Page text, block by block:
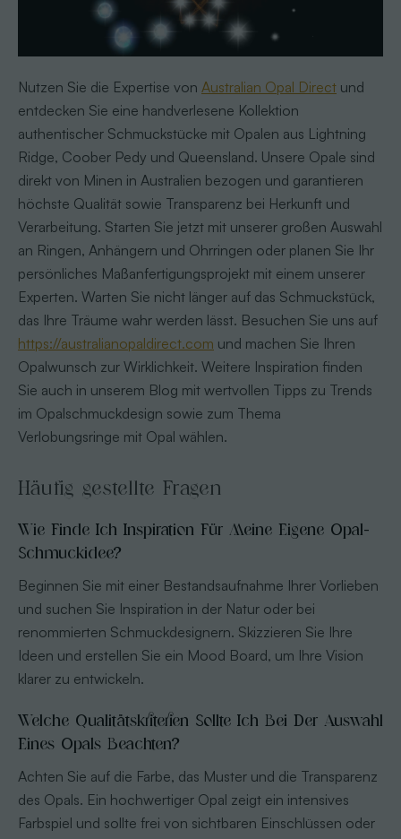
Nutzen Sie die Expertise von Australian Opal Directund
entdecken Sie eine handverlesene Kollektion
authentischer Schmuckstücke mit Opalen aus Lightning
Ridge, Coober Pedy und Queensland. Unsere Opale sind
direkt von Minen in Australien bezogen und garantieren
höchste Qualität sowie Transparenz bei Herkunft und
Verarbeitung. Starten Sie jetzt mit unserer großen Auswahl
an Ringen, Anhängern und Ohrringen oder planen Sie Ihr
persönliches Maßanfertigungsprojekt mit einem unserer
Experten. Warten Sie nicht länger auf das Schmuckstück,
das Ihre Träume wahr werden lässt. Besuchen Sie uns auf
https://australianopaldirect.com und machen Sie Ihren
Opalwunsch zur Wirklichkeit. Weitere Inspiration finden
Sie auch in unserem Blog mit wertvollen Tipps zu Trends
im Opalschmuckdesign sowie zum Thema
Verlobungsringe mit Opal wählen.
Häufig gestellte Fragen
Wie Finde Ich Inspiration Für Meine Eigene Opal-
Schmuckidee?
Beginnen Sie mit einer Bestandsaufnahme Ihrer Vorlieben
und suchen Sie Inspiration in der Natur oder bei
renommierten Schmuckdesignern. Skizzieren Sie Ihre
Ideen und erstellen Sie ein Mood Board, um Ihre Vision
klarer zu entwickeln.
Welche Qualitätskriterien Sollte Ich Bei Der Auswahl
Eines Opals Beachten?
Achten Sie auf die Farbe, das Muster und die Transparenz
des Opals. Ein hochwertiger Opal zeigt ein intensives
Farbspiel und sollte frei von sichtbaren Einschlüssen oder